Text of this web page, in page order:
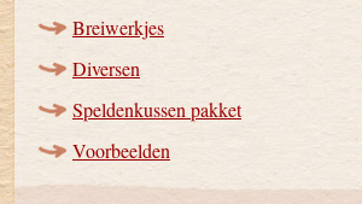
Breiwerkjes
Diversen
Speldenkussen pakket
Voorbeelden